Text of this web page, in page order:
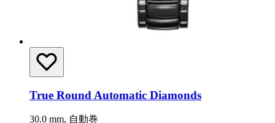
True Round Automatic Diamonds
30.0 mm, 自動巻